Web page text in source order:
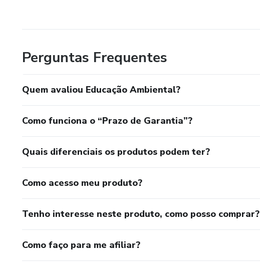
Perguntas Frequentes
Quem avaliou Educação Ambiental?
Como funciona o “Prazo de Garantia”?
Quais diferenciais os produtos podem ter?
Como acesso meu produto?
Tenho interesse neste produto, como posso comprar?
Como faço para me afiliar?